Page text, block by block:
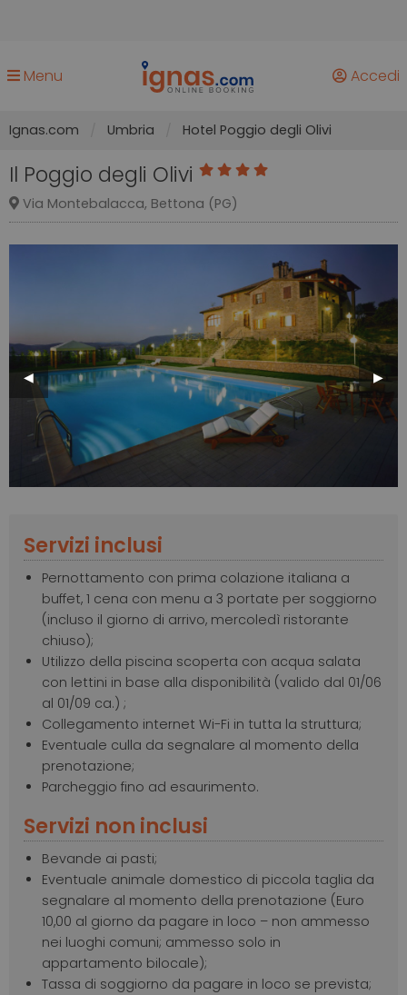
Menu Accedi
Ignas.com Umbria Hotel Poggio degli Olivi
Il Poggio degli Olivi
Via Montebalacca, Bettona (PG)
Previous
Slide
◀︎ Next
Slide
▶︎
Servizi inclusi
Pernottamento con prima colazione italiana a
buffet, 1 cena con menu a 3 portate per soggiorno
(incluso il giorno di arrivo, mercoledì ristorante
chiuso);
Utilizzo della piscina scoperta con acqua salata
con lettini in base alla disponibilità (valido dal 01/06
al 01/09 ca.) ;
Collegamento internet Wi-Fi in tutta la struttura;
Eventuale culla da segnalare al momento della
prenotazione;
Parcheggio fino ad esaurimento.
Servizi non inclusi
Bevande ai pasti;
Eventuale animale domestico di piccola taglia da
segnalare al momento della prenotazione (Euro
10,00 al giorno da pagare in loco – non ammesso
nei luoghi comuni; ammesso solo in
appartamento bilocale);
Tassa di soggiorno da pagare in loco se prevista;